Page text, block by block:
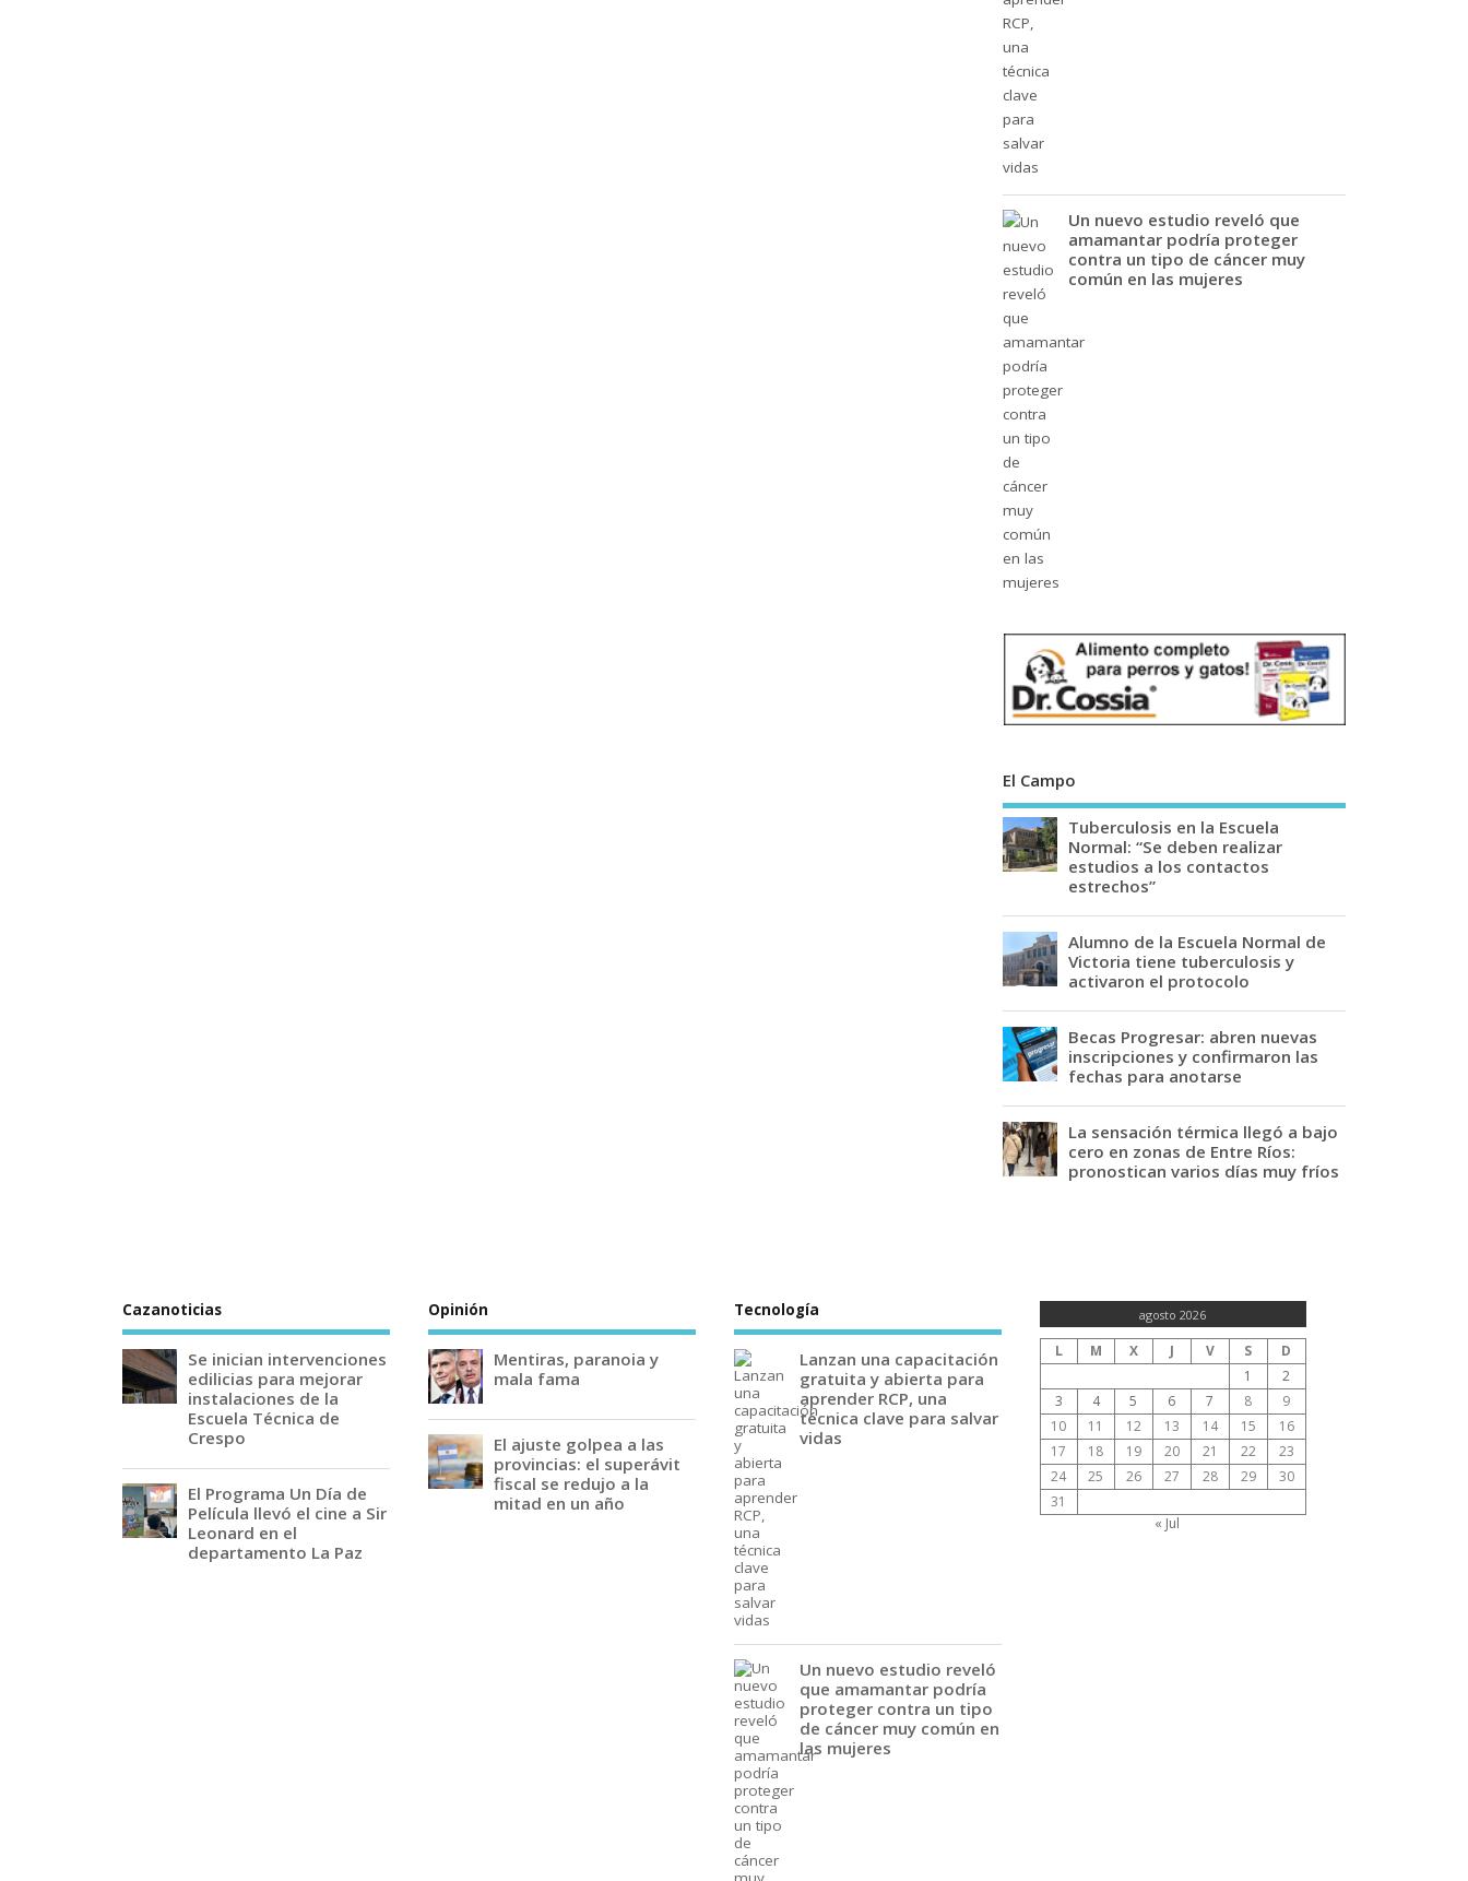
Un nuevo estudio reveló que
amamantar podría proteger
contra un tipo de cáncer muy
común en las mujeres
El Campo
Tuberculosis en la Escuela
Normal: “Se deben realizar
estudios a los contactos
estrechos”
Alumno de la Escuela Normal de
Victoria tiene tuberculosis y
activaron el protocolo
Becas Progresar: abren nuevas
inscripciones y confirmaron las
fechas para anotarse
La sensación térmica llegó a bajo
cero en zonas de Entre Ríos:
pronostican varios días muy fríos
Cazanoticias
Se inician intervenciones
edilicias para mejorar
instalaciones de la
Escuela Técnica de
Crespo
El Programa Un Día de
Película llevó el cine a Sir
Leonard en el
departamento La Paz
Opinión
Mentiras, paranoia y
mala fama
El ajuste golpea a las
provincias: el superávit
fiscal se redujo a la
mitad en un año
Tecnología
Lanzan una capacitación
gratuita y abierta para
aprender RCP, una
técnica clave para salvar
vidas
Un nuevo estudio reveló
que amamantar podría
proteger contra un tipo
de cáncer muy común en
las mujeres
agosto 2026
L M X J V S
D
1
2
3
4 5 6 7 8
9
10
11 12 13 14 15
16
17
18 19 20 21 22
23
24
25 26 27 28 29
30
31
« Jul